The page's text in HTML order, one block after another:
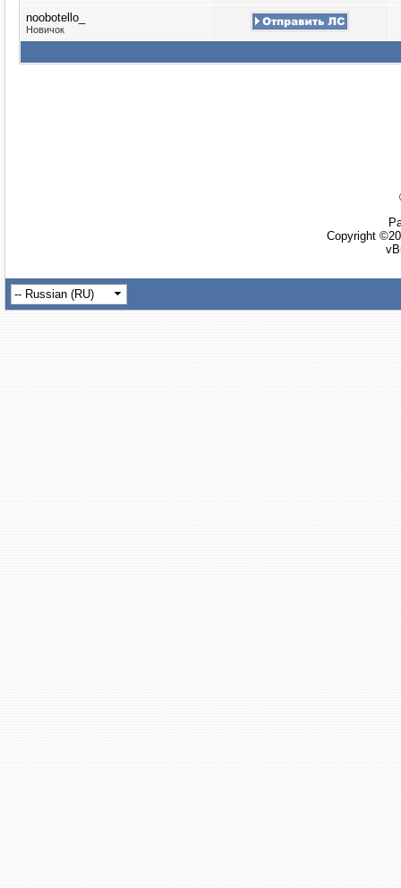
noobotello_
Новичок
Copyright